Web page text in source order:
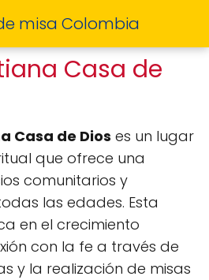
misa Colombia
Casa de
Casa de Dios es un lugar
que ofrece una
comunitarios y
las edades. Esta
en el crecimiento
con la fe a través de
y la realización de misas